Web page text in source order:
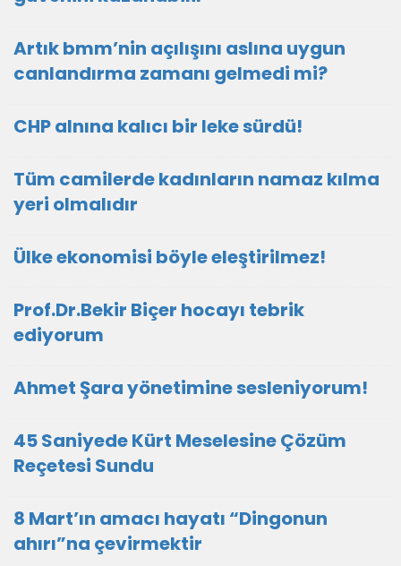
Artık bmm’nin açılışını aslına uygun
canlandırma zamanı gelmedi mi?
CHP alnına kalıcı bir leke sürdü!
Tüm camilerde kadınların namaz kılma
yeri olmalıdır
Ülke ekonomisi böyle eleştirilmez!
Prof.Dr.Bekir Biçer hocayı tebrik
ediyorum
Ahmet Şara yönetimine sesleniyorum!
45 Saniyede Kürt Meselesine Çözüm
Reçetesi Sundu
8 Mart’ın amacı hayatı “Dingonun
ahırı”na çevirmektir